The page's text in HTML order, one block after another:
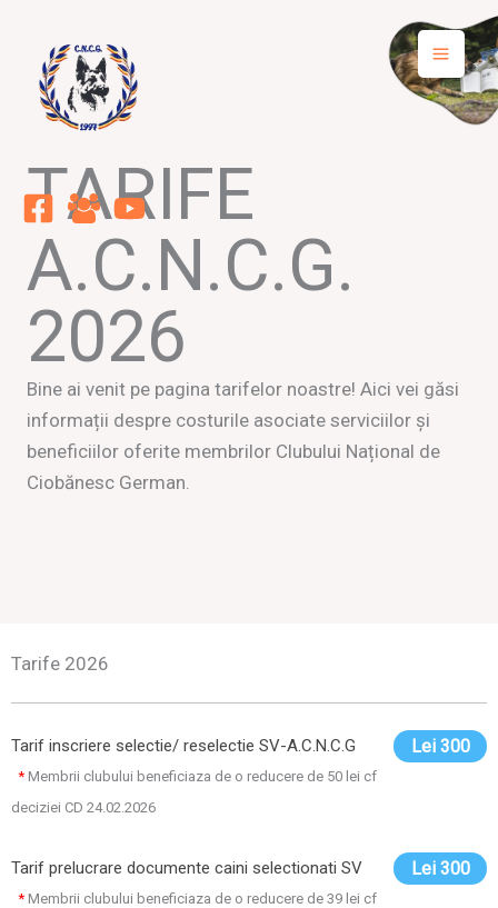
content
TARIFE
A.C.N.C.G.
2026
Bine ai venit pe pagina tarifelor noastre! Aici vei găsi
informații despre costurile asociate serviciilor și
beneficiilor oferite membrilor Clubului Național de
Ciobănesc German.
Tarife 2026
Tarif inscriere selectie/ reselectie SV-A.C.N.C.G
* Membrii clubului beneficiaza de o reducere de 50 lei cf
deciziei CD 24.02.2026
Lei 300
Tarif prelucrare documente caini selectionati SV
* Membrii clubului beneficiaza de o reducere de 39 lei cf
Lei 300